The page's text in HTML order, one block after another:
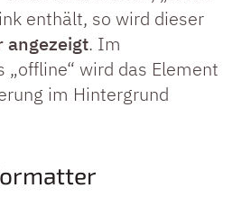
enthält, so wird dieser
angezeigt. Im
„offline“ wird das Element
im Hintergrund